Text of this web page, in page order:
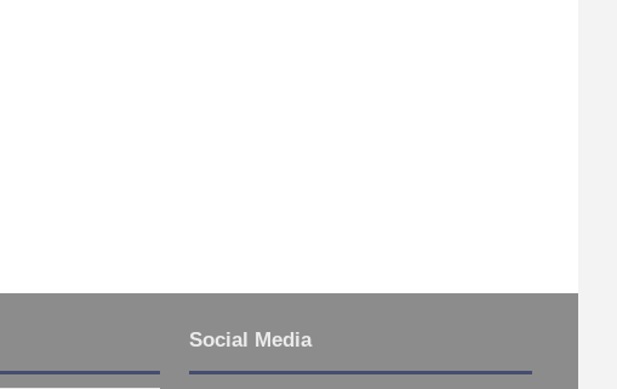
Social Media